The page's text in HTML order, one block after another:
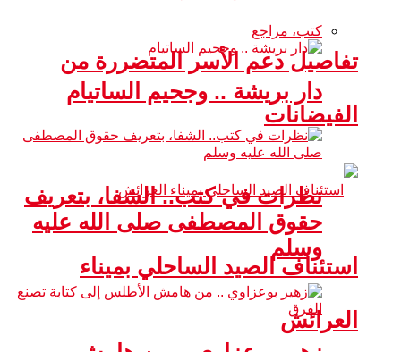
تفاصيل دعم الأسر المتضررة من
الفيضانات
استئناف الصيد الساحلي بميناء
العرائش
كتب، مراجع
دار بريشة .. وجحيم الساتيام
نظرات في كتب.. الشفا، بتعريف
حقوق المصطفى صلى الله عليه
وسلم